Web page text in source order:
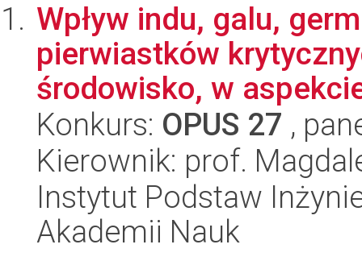
Wpływ indu, galu,
pierwiastków
środowisko, w
Konkurs: OPUS 27 ,
Kierownik: prof.
Instytut Podstaw
Akademii Nauk